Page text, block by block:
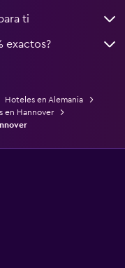
ti
exactos?
Hoteles en Alemania
en Hannover